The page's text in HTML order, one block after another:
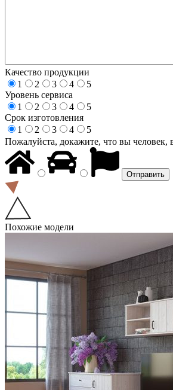
Качество продукции
1
2 3 4
5
Уровень сервиса
1
2 3 4
5
Срок изготовления
1
2 3 4
5
Пожалуйста, докажите, что вы человек,
Похожие модели